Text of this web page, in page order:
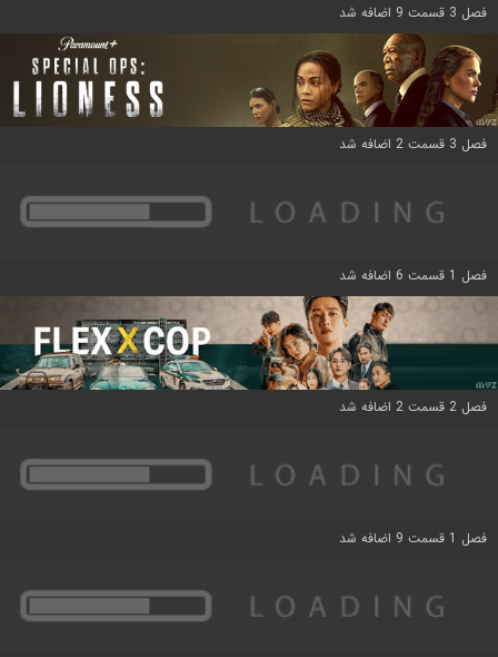
فصل 3 قسمت 9 اضافه شد
فصل 3 قسمت 2 اضافه شد
فصل 1 قسمت 6 اضافه شد
فصل 2 قسمت 2 اضافه شد
فصل 1 قسمت 9 اضافه شد